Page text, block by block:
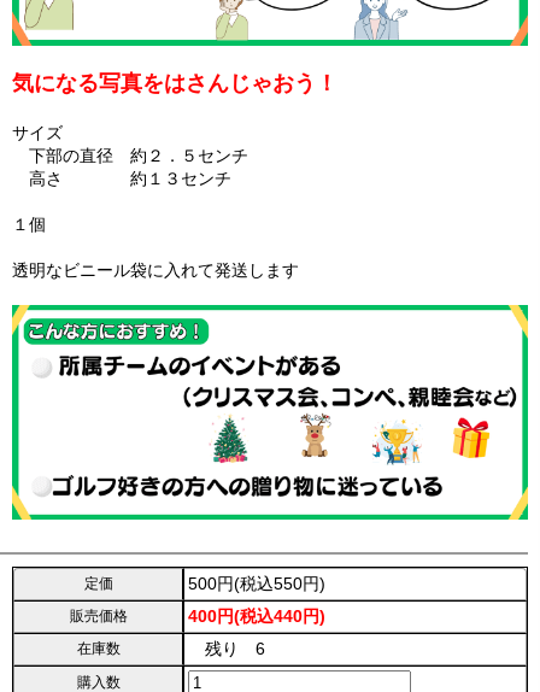
気になる写真をはさんじゃおう！
サイズ
下部の直径 約２．５センチ
高さ 約１３センチ
１個
透明なビニール袋に入れて発送します
定価 500円(税込550円)
販売価格 400円(税込440円)
在庫数 残り 6
購入数